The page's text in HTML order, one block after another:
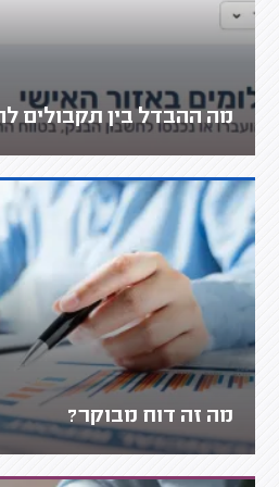
מה ההבדל בין תקבולים
מה זה דוח מבוקר?